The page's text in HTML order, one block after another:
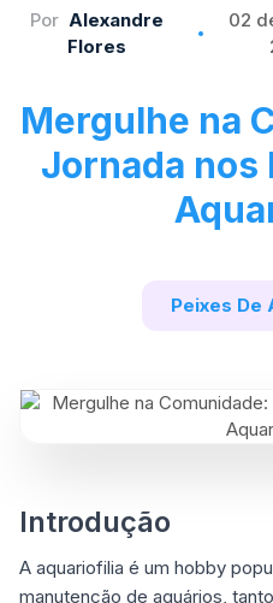
Por Alexandre
Flores
02
Mergulhe na
Jornada nos
Peixes De
Introdução
A aquariofilia é um hobby
manutenção de aquários,